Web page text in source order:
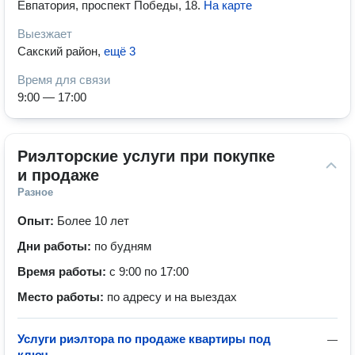
Евпатория, проспект Победы, 18. На карте
Выезжает
Сакский район, ещё 3
Время для связи
9:00 — 17:00
Риэлторские услуги при покупке
и продаже
Разное
Опыт: Более 10 лет
Дни работы: по будням
Время работы: с 9:00 по 17:00
Место работы: по адресу и на выездах
—
Услуги риэлтора по продаже квартиры под